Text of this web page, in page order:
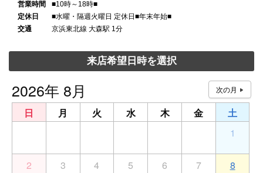
営業時間
■10時～18時■
定休日
■水曜・隔週火曜日 定休日■年末年始■
交通
京浜東北線 大森駅 1分
来店希望日時を選択
2026年 8月
日 月 火 水 木 金
土
1
2 3 4 5 6 7 8